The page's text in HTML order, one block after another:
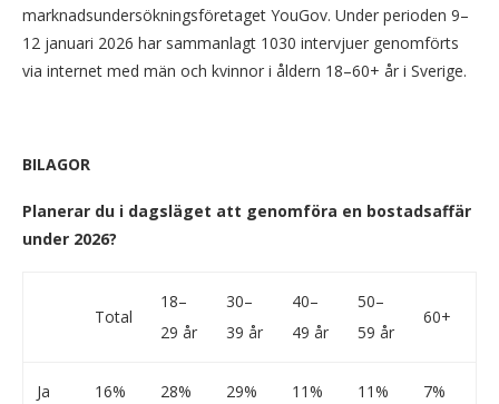
marknadsundersökningsföretaget YouGov. Under perioden 9–
12 januari 2026 har sammanlagt 1030 intervjuer genomförts
via internet med män och kvinnor i åldern 18–60+ år i Sverige.
BILAGOR
Planerar du i dagsläget att genomföra en bostadsaffär
under 2026?
Total
18–
29 år
30–
39 år
40–
49 år
50–
59 år
60+
Ja 16% 28% 29% 11% 11% 7%